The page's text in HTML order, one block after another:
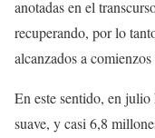
anotadas en el
recuperando, por lo
alcanzados a
En este sentido, en
suave, y casi 6,8